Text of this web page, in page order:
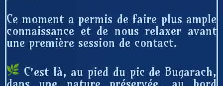
Ce moment a permis de faire plus ample
connaissance et de nous relaxer avant
une première session de contact.
C’est là, au pied du pic de Bugarach,